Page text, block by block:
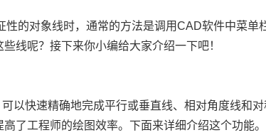
性的对象线时，通常的方法是调用CAD软件中菜单
线呢？接下来你小编给大家介绍一下吧！
以快速精确地完成平行或垂直线、相对角度线和
了工程师的绘图效率。下面来详细介绍这个功能。